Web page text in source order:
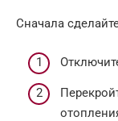
Сначала